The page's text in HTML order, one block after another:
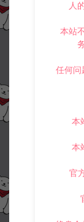
人
本站
任何问
本
本
官